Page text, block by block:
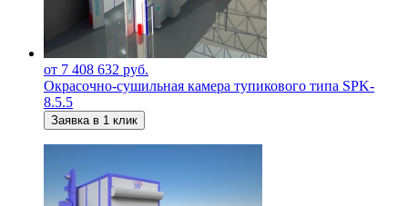
от 7 408 632 руб.
Окрасочно-сушильная камера тупикового типа SPK-
8.5.5
Заявка в 1 клик